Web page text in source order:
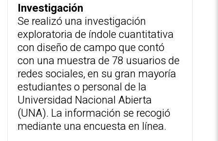
Investigación
Se realizó una investigación
exploratoria de índole cuantitativa
con diseño de ‎campo que contó
‎con una muestra de 78 usuarios de
redes sociales, en su gran ‎mayoría
estudiantes o personal ‎de la
Universidad Nacional Abierta
(UNA). La información se recogió
mediante una ‎encuesta en línea.‎